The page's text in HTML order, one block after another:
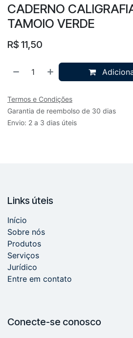
CADERNO
TAMOIO VERDE
R$ 11,50
Termos e Condições
Garantia de reembolso de 30 dias
Envio: 2 a 3 dias úteis
Links úteis
Início
Sobre nós
Produtos
Serviços
Jurídico
Entre em contato
Conecte-se conosco